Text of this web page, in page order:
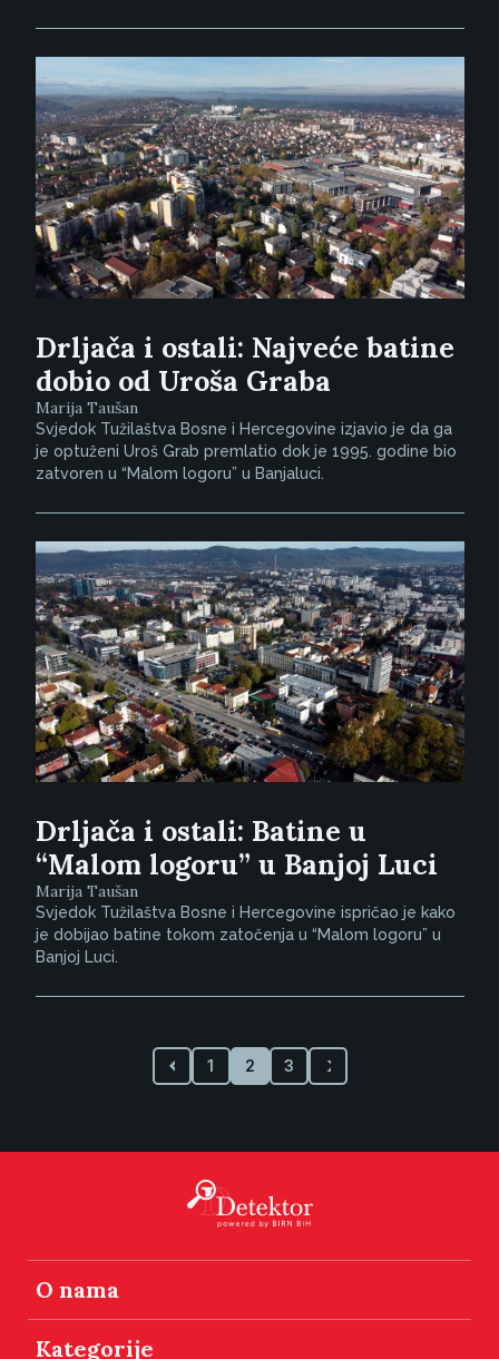
Drljača i ostali: Najveće batine
dobio od Uroša Graba
Marija Taušan
Svjedok Tužilaštva Bosne i Hercegovine izjavio je da ga
je optuženi Uroš Grab premlatio dok je 1995. godine bio
zatvoren u “Malom logoru” u Banjaluci.
Drljača i ostali: Batine u
“Malom logoru” u Banjoj Luci
Marija Taušan
Svjedok Tužilaštva Bosne i Hercegovine ispričao je kako
je dobijao batine tokom zatočenja u “Malom logoru” u
Banjoj Luci.
1 2 3
O nama
Kategorije